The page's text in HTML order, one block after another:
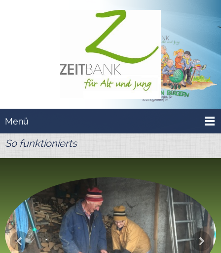
Menü
So funktionierts